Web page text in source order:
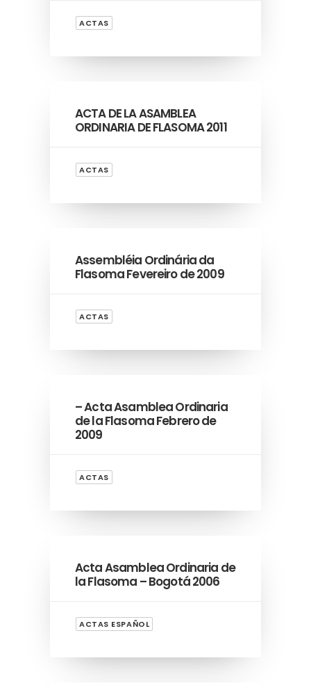
ACTAS
ACTA DE LA ASAMBLEA
ORDINARIA DE FLASOMA 2011
ACTAS
Assembléia Ordinária da
Flasoma Fevereiro de 2009
ACTAS
– Acta Asamblea Ordinaria
de la Flasoma Febrero de
2009
ACTAS
Acta Asamblea Ordinaria de
la Flasoma – Bogotá 2006
ACTAS ESPAÑOL